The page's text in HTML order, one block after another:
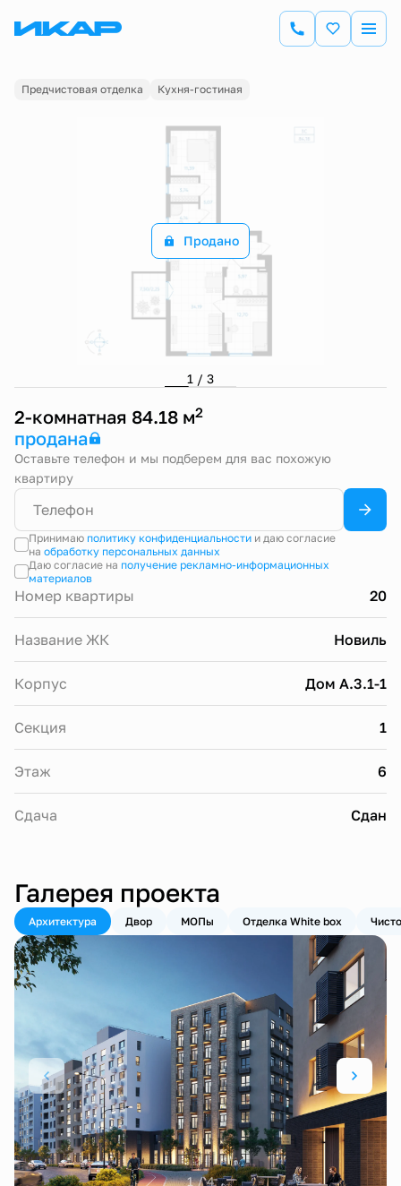
2-комнатная84.18 м Цена по запросу
Предчистовая отделка Кухня-гостиная
Продано
1 / 3
2-комнатная 84.18 м2
продана
Оставьте телефон и мы подберем для вас похожую
квартиру
Принимаю политику конфиденциальностии даю согласие
на обработку персональных данных
Даю согласие на получение рекламно-информационных
материалов
Номер квартиры 20
Название ЖК Новиль
Корпус Дом А.3.1-1
Секция 1
Этаж 6
Сдача Сдан
Галерея проекта
Архитектура Двор МОПы Отделка White box
1 / 4